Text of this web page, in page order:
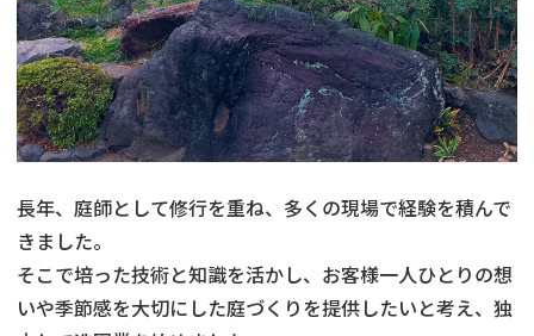
長年、庭師として修行を重ね、多くの現場で経験を積んで
きました。
そこで培った技術と知識を活かし、お客様一人ひとりの想
いや季節感を大切にした庭づくりを提供したいと考え、独